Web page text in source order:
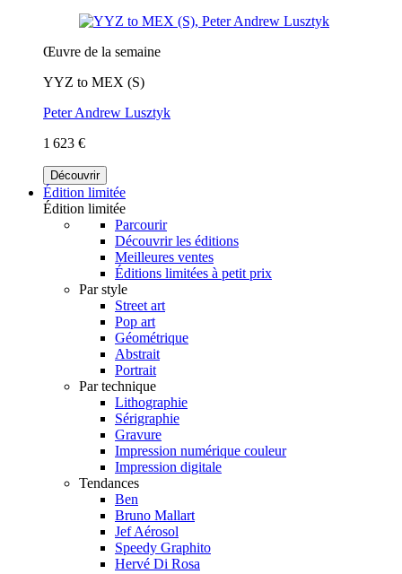
Œuvre de la semaine
YYZ to MEX (S)
Peter Andrew Lusztyk
1 623 €
Découvrir
Édition limitée
Édition limitée
Parcourir
Découvrir les éditions
Meilleures ventes
Éditions limitées à petit prix
Par style
Street art
Pop art
Géométrique
Abstrait
Portrait
Par technique
Lithographie
Sérigraphie
Gravure
Impression numérique couleur
Impression digitale
Tendances
Ben
Bruno Mallart
Jef Aérosol
Speedy Graphito
Hervé Di Rosa